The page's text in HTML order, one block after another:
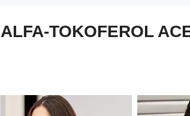
ALFA-TOKOFEROL